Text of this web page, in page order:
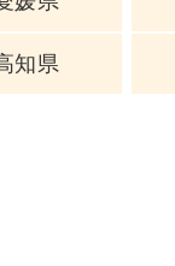
知県